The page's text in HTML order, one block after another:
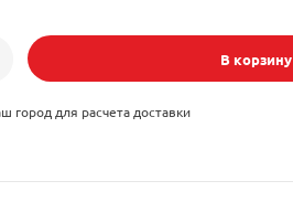
В корзину
город для расчета доставки